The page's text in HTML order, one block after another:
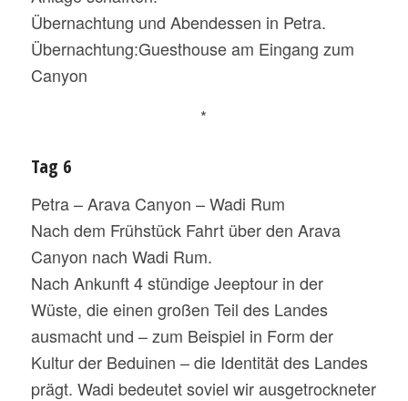
Übernachtung und Abendessen in Petra.
Übernachtung:Guesthouse am Eingang zum
Canyon
*
Tag 6
Petra – Arava Canyon – Wadi Rum
Nach dem Frühstück Fahrt über den Arava
Canyon nach Wadi Rum.
Nach Ankunft 4 stündige Jeeptour in der
Wüste, die einen großen Teil des Landes
ausmacht und – zum Beispiel in Form der
Kultur der Beduinen – die Identität des Landes
prägt. Wadi bedeutet soviel wir ausgetrockneter